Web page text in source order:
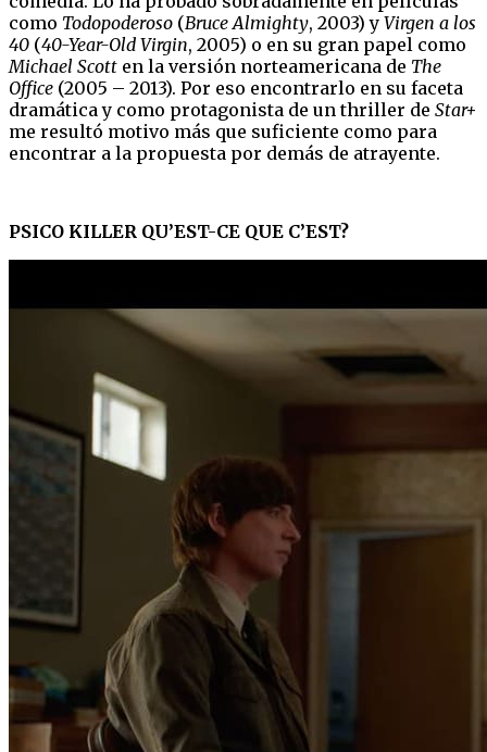
como Todopoderoso (Bruce Almighty, 2003) y Virgen a los
40 (40-Year-Old Virgin, 2005) o en su gran papel como
Michael Scott en la versión norteamericana de The
Office (2005 – 2013). Por eso encontrarlo en su faceta
dramática y como protagonista de un thriller de Star+
me resultó motivo más que suficiente como para
encontrar a la propuesta por demás de atrayente.
PSICO KILLER QU’EST-CE QUE C’EST?